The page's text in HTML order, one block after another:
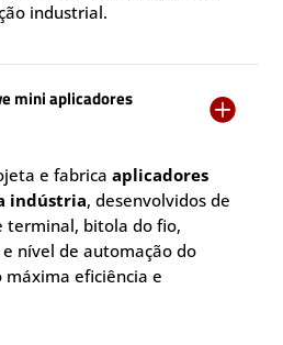
industrial.
mini aplicadores

e fabricaaplicadores
indústria, desenvolvidos de
terminal, bitola do fio,
nível de automação do
máxima eficiência e